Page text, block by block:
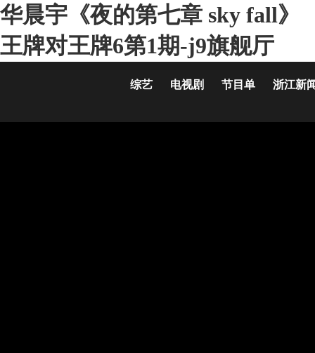
华晨宇《夜的第七章 sky fall》
王牌对王牌6第1期-j9旗舰厅
综艺 电视剧 节目单 浙江新